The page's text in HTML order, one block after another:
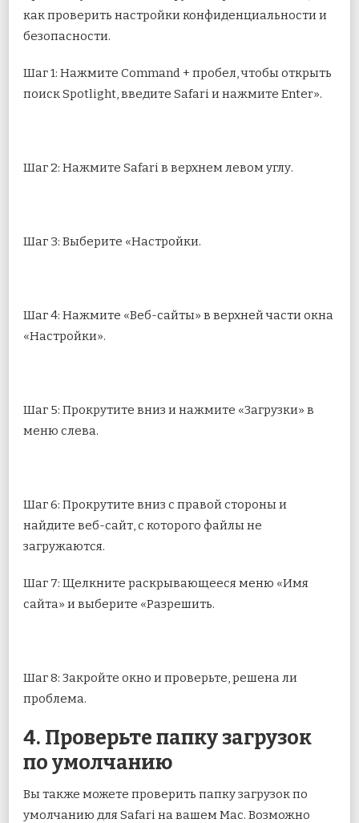
как проверить настройки конфиденциальности и
безопасности.
Шаг 1: Нажмите Command + пробел, чтобы открыть
поиск Spotlight, введите Safari и нажмите Enter».
Шаг 2: Нажмите Safari в верхнем левом углу.
Шаг 3: Выберите «Настройки.
Шаг 4: Нажмите «Веб-сайты» в верхней части окна
«Настройки».
Шаг 5: Прокрутите вниз и нажмите «Загрузки» в
меню слева.
Шаг 6: Прокрутите вниз с правой стороны и
найдите веб-сайт, с которого файлы не
загружаются.
Шаг 7: Щелкните раскрывающееся меню «Имя
сайта» и выберите «Разрешить.
Шаг 8: Закройте окно и проверьте, решена ли
проблема.
4. Проверьте папку загрузок
по умолчанию
Вы также можете проверить папку загрузок по
умолчанию для Safari на вашем Mac. Возможно